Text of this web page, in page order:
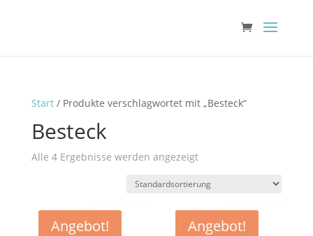
Start/ Produkte verschlagwortet mit „Besteck“
Besteck
Alle 4 Ergebnisse werden angezeigt
Angebot! Angebot!